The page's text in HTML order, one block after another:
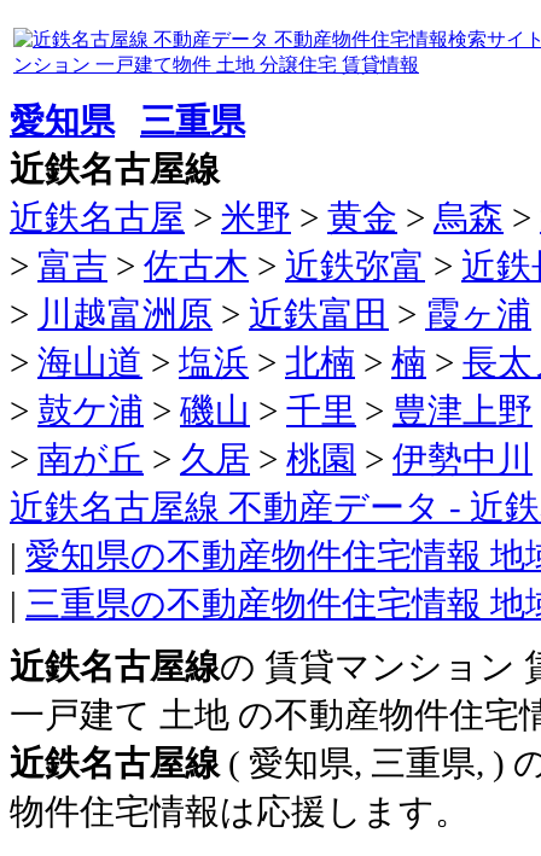
愛知県
三重県
近鉄名古屋線
近鉄名古屋 > 米野 > 黄金 > 烏森 >
> 富吉 > 佐古木 > 近鉄弥富 > 近鉄
> 川越富洲原 > 近鉄富田 > 霞ヶ浦
> 海山道 > 塩浜 > 北楠 > 楠 > 長
> 鼓ケ浦 > 磯山 > 千里 > 豊津上野
> 南が丘 > 久居 > 桃園 > 伊勢中川
近鉄名古屋線 不動産データ - 近
| 愛知県の不動産物件住宅情報 地
| 三重県の不動産物件住宅情報 地
近鉄名古屋線の 賃貸マンション
一戸建て 土地 の不動産物件住宅
近鉄名古屋線 ( 愛知県, 三重県, )
物件住宅情報は応援します。